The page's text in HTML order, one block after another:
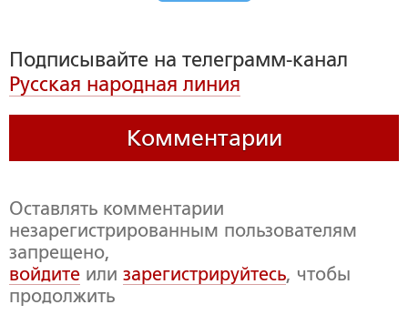
Подписывайте на телеграмм-канал
Русская народная линия
Комментарии
Оставлять комментарии
незарегистрированным пользователям
запрещено,
войдите или зарегистрируйтесь, чтобы
продолжить